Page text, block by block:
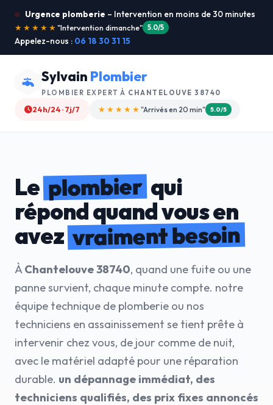
Urgence plomberie – Intervention en moins de 30 minutes
★★★★★"Je recommande !" 4.9/5
Appelez-nous : 06 18 30 31 15
Sylvain Plombier
PLOMBIER EXPERT À CHANTELOUVE 38740
24h/24 · 7j/7 ★★★★☆ "Devis gratuit" 4.8/5
Leplombierqui
répond quand vous en
avezvraiment besoin
ÀChantelouve 38740, quand une fuite ou une
panne survient, chaque minute compte. notre
équipe technique de plomberie ou nos
techniciens en assainissement se tient prête à
intervenir chez vous, de jour comme de nuit,
avec le matériel adapté pour une réparation
durable. un dépannage immédiat, des
techniciens qualifiés, des prix fixes annoncés